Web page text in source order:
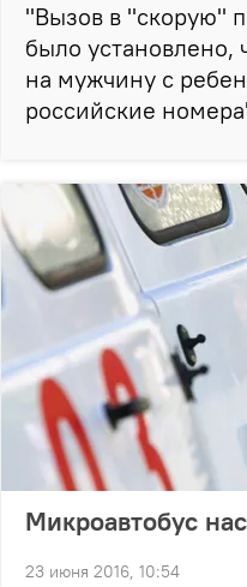
"Вызов в "скорую"
было установлено,
на мужчину с
российские
Микроавтобус
23 июня 2016, 10:54